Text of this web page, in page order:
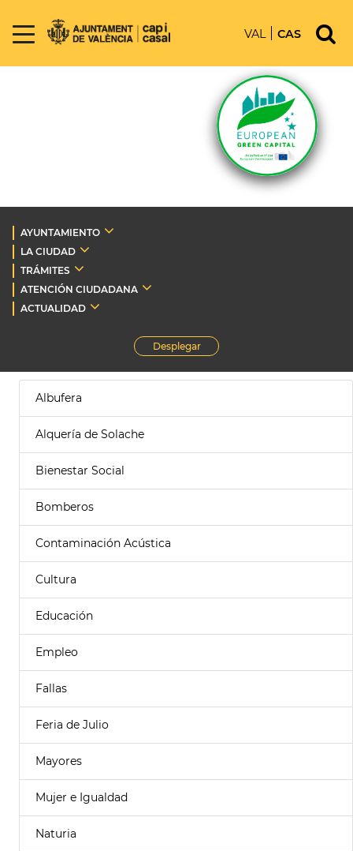
VAL CAS
AYUNTAMIENTO
LA CIUDAD
TRÁMITES
ATENCIÓN CIUDADANA
ACTUALIDAD
Desplegar
Albufera
Alquería de Solache
Bienestar Social
Bomberos
Contaminación Acústica
Cultura
Educación
Empleo
Fallas
Feria de Julio
Mayores
Mujer e Igualdad
Naturia